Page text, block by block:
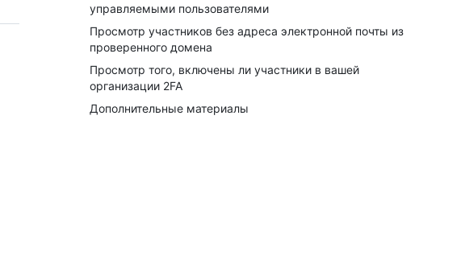
управляемыми пользователями
Просмотр участников без адреса электронной почты из
проверенного домена
Просмотр того, включены ли участники в вашей
организации 2FA
Дополнительные материалы